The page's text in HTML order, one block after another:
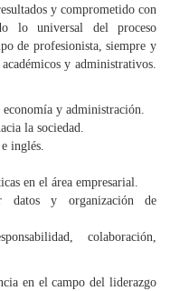
y comprometido con
lo universal del proceso
de profesionista, siempre y
y administrativos.
y administración.
la sociedad.
inglés.
en el área empresarial.
datos y organización de
colaboración,
en el campo del liderazgo